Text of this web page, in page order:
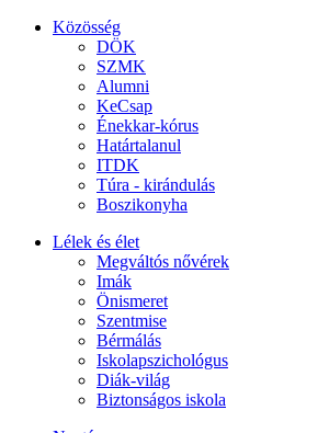
Közösség
DÖK
SZMK
Alumni
KeCsap
Énekkar-kórus
Határtalanul
ITDK
Túra - kirándulás
Boszikonyha
Lélek és élet
Megváltós nővérek
Imák
Önismeret
Szentmise
Bérmálás
Iskolapszichológus
Diák-világ
Biztonságos iskola